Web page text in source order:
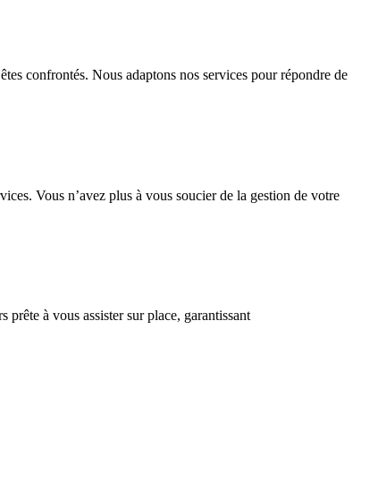
confrontés. Nous adaptons nos services pour répondre de
Vous n’avez plus à vous soucier de la gestion de votre
à vous assister sur place, garantissant